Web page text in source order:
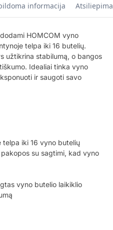
informacija
HOMCOM vyno
telpa iki 16 butelių.
užtikrina stabilumą, o bangos
Idealiai tinka vyno
ir saugoti savo
iki 16 vyno butelių
su sagtimi, kad vyno
vyno butelio laikiklio